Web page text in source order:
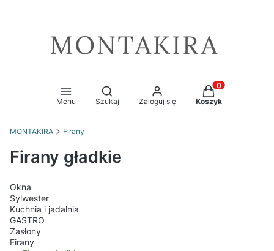
Menu
Otwórz wyszukiwarkę
Szukaj Zaloguj się
Produkty w
Koszyk
MONTAKIRA Firany
Firany gładkie
Okna
Sylwester
Kuchnia i jadalnia
GASTRO
Zasłony
Firany